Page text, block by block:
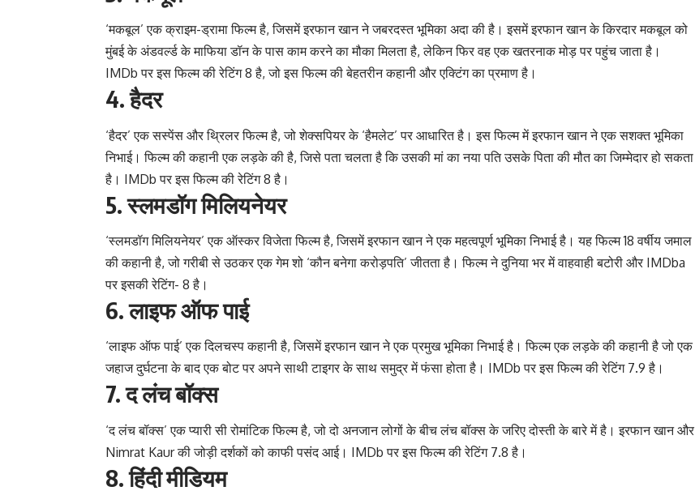
‘मकबूल’ एक क्राइम-ड्रामा फिल्म है, जिसमें इरफान खान ने जबरदस्त भूमिका अदा की है। इसमें इरफान खान के किरदार मकबूल को
मुंबई के अंडवर्ल्ड के माफिया डॉन के पास काम करने का मौका मिलता है, लेकिन फिर वह एक खतरनाक मोड़ पर पहुंच जाता है।
IMDb पर इस फिल्म की रेटिंग 8 है, जो इस फिल्म की बेहतरीन कहानी और एक्टिंग का प्रमाण है।
4.हैदर
‘हैदर’ एक सस्पेंस और थ्रिलर फिल्म है, जो शेक्सपियर के ‘हैमलेट’ पर आधारित है। इस फिल्म में इरफान खान ने एक सशक्त भूमिका
निभाई। फिल्म की कहानी एक लड़के की है, जिसे पता चलता है कि उसकी मां का नया पति उसके पिता की मौत का जिम्मेदार हो सकता
है। IMDb पर इस फिल्म की रेटिंग 8 है।
5.स्लमडॉग मिलियनेयर
‘स्लमडॉग मिलियनेयर’ एक ऑस्कर विजेता फिल्म है, जिसमें इरफान खान ने एक महत्वपूर्ण भूमिका निभाई है। यह फिल्म 18 वर्षीय जमाल
की कहानी है, जो गरीबी से उठकर एक गेम शो ‘कौन बनेगा करोड़पति’ जीतता है। फिल्म ने दुनिया भर में वाहवाही बटोरी और IMDba
पर इसकी रेटिंग- 8 है।
6.लाइफ ऑफ पाई
‘लाइफ ऑफ पाई’ एक दिलचस्प कहानी है, जिसमें इरफान खान ने एक प्रमुख भूमिका निभाई है। फिल्म एक लड़के की कहानी है जो एक
जहाज दुर्घटना के बाद एक बोट पर अपने साथी टाइगर के साथ समुद्र में फंसा होता है। IMDb पर इस फिल्म की रेटिंग 7.9 है।
7. द लंच बॉक्स
‘द लंच बॉक्स’ एक प्यारी सी रोमांटिक फिल्म है, जो दो अनजान लोगों के बीच लंच बॉक्स के जरिए दोस्ती के बारे में है। इरफान खान और
Nimrat Kaur की जोड़ी दर्शकों को काफी पसंद आई। IMDb पर इस फिल्म की रेटिंग 7.8 है।
8. हिंदी मीडियम